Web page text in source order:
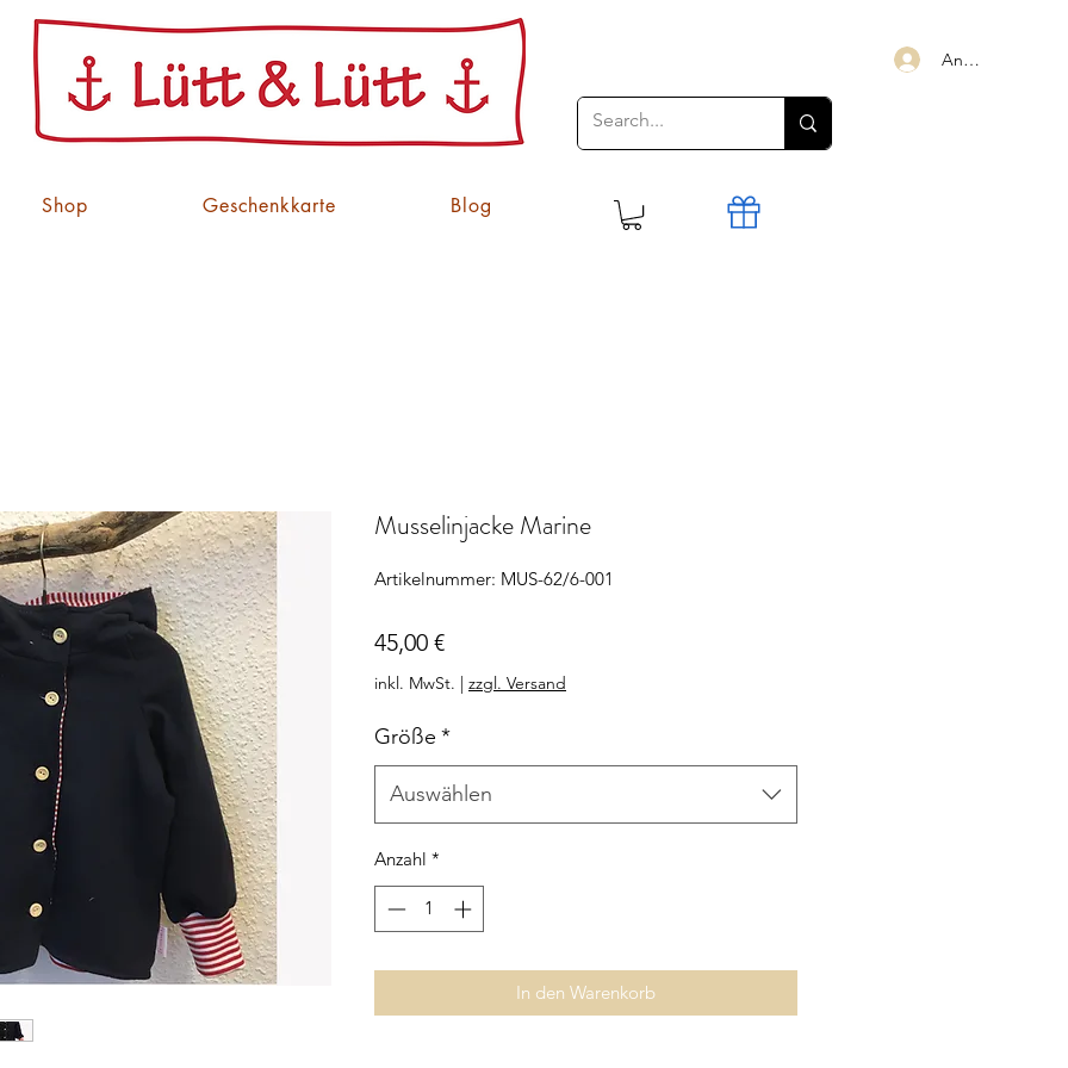
Anmelden
Shop Geschenkkarte Blog
Musselinjacke Marine
Artikelnummer: MUS-62/6-001
45,00 €Preis
inkl. MwSt. | zzgl. Versand
Größe *
Auswählen
Anzahl *
In den Warenkorb